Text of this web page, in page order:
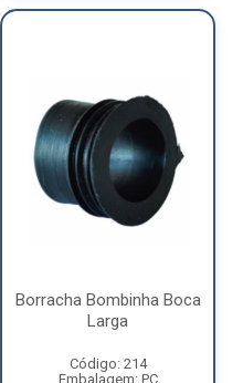
Borracha Bombinha Boca
Larga
Código: 214
Embalagem: PC